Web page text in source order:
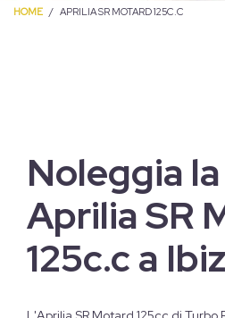
HOME APRILIA SR MOTARD 125C.C
Noleggia
Aprilia SR
125c.c a